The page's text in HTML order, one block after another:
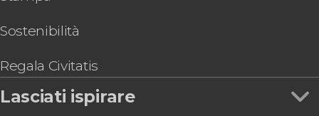
Sostenibilità
Regala Civitatis
Lasciati ispirare